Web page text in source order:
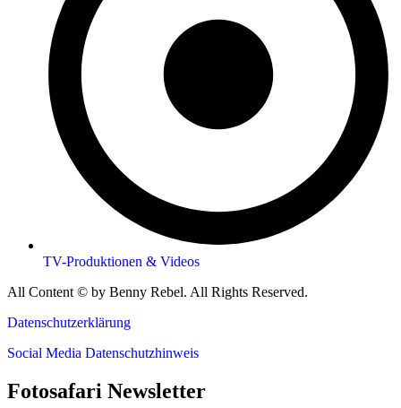
TV-Produktionen & Videos
All Content © by Benny Rebel. All Rights Reserved.
Datenschutzerklärung
Social Media Datenschutzhinweis
Fotosafari Newsletter